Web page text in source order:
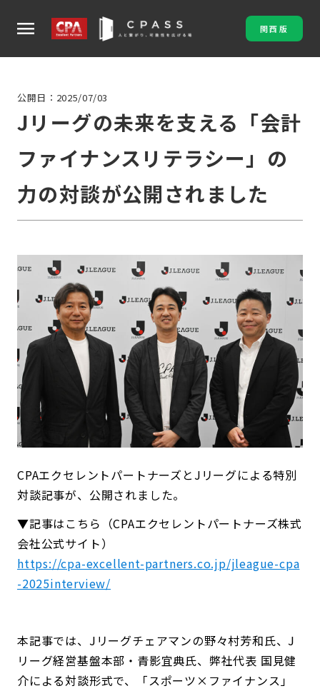
menu 関西版
公開日：2025/07/03
Jリーグの未来を支える「会計
ファイナンスリテラシー」の
力の対談が公開されました
CPAエクセレントパートナーズとJリーグによる特別
対談記事が、公開されました。
▼記事はこちら（CPAエクセレントパートナーズ株式
会社公式サイト）
https://cpa-excellent-partners.co.jp/jleague-cpa
-2025interview/
本記事では、Jリーグチェアマンの野々村芳和氏、J
リーグ経営基盤本部・青影宜典氏、弊社代表 国見健
介による対談形式で、「スポーツ×ファイナンス」